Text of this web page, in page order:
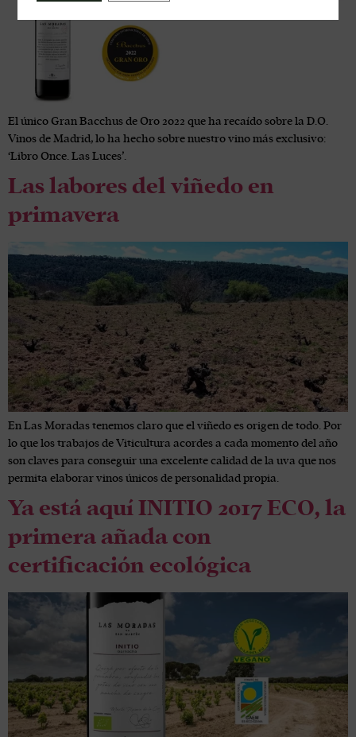
El único Gran Bacchus de Oro 2022 que ha recaído sobre la D.O.
Vinos de Madrid, lo ha hecho sobre nuestro vino más exclusivo:
‘Libro Once. Las Luces’.
Las labores del viñedo en
primavera
En Las Moradas tenemos claro que el viñedo es origen de todo. Por
lo que los trabajos de Viticultura acordes a cada momento del año
son claves para conseguir una excelente calidad de la uva que nos
permita elaborar vinos únicos de personalidad propia.
Ya está aquí INITIO 2017 ECO, la
primera añada con
certificación ecológica